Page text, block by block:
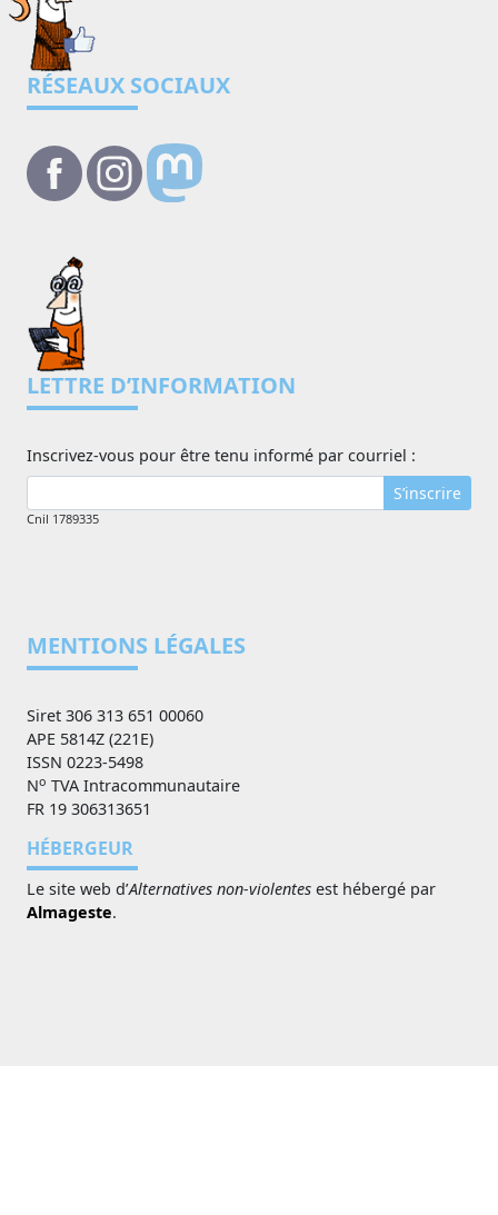
RÉSEAUX SOCIAUX
LETTRE D’INFORMATION
Inscrivez-vous pour être tenu informé par courriel :
S’inscrire
Cnil 1789335
MENTIONS LÉGALES
Siret 306 313 651 00060
APE 5814Z (221E)
ISSN 0223-5498
No TVA Intracommunautaire
FR 19 306313651
HÉBERGEUR
Le site web d’Alternatives non-violentes est hébergé par
Almageste.